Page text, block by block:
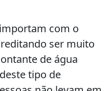
com o
ser muito
de água
tipo de